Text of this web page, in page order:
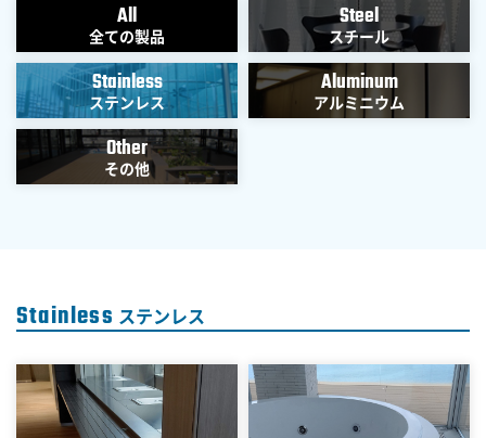
All
全ての製品
Steel
スチール
Stainless
ステンレス
Aluminum
アルミニウム
Other
その他
Stainless ステンレス